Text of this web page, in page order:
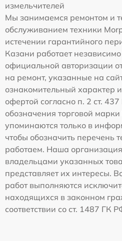
измельчителей
Мы занимаемся ремонтом и
обслуживанием техники
истечении гарантийного
Казани работает
официальной авторизации
на ремонт, указанные на
ознакомительный характер
офертой согласно п. 2 ст.
обозначения торговой
упоминаются только в
чтобы обозначить перечень
работаем. Наша
владельцами указанных
представляет их интересы.
работ выполняются
находящихся в законном
соответствии со ст. 1487 ГК